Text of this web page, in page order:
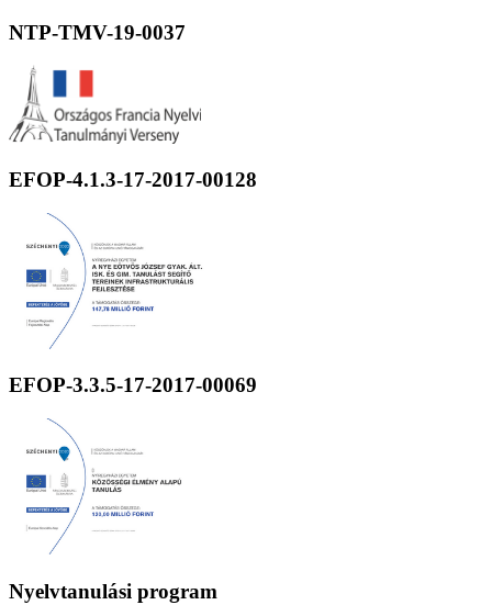
NTP-TMV-19-0037
EFOP-4.1.3-17-2017-00128
EFOP-3.3.5-17-2017-00069
Nyelvtanulási program